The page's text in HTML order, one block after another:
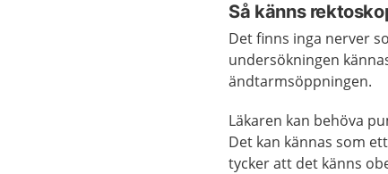
Så känns
Det finns inga nerver
undersökningen
ändtarmsöppningen.
Läkaren kan behöva
Det kan kännas som
tycker att det känns